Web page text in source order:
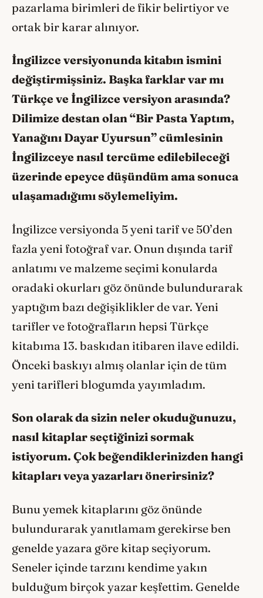
pazarlama birimleri de fikir belirtiyor ve
ortak bir karar alınıyor.
İngilizce versiyonunda kitabın ismini
değiştirmişsiniz. Başka farklar var mı
Türkçe ve İngilizce versiyon arasında?
Dilimize destan olan “Bir Pasta Yaptım,
Yanağını Dayar Uyursun” cümlesinin
İngilizceye nasıl tercüme edilebileceği
üzerinde epeyce düşündüm ama sonuca
ulaşamadığımı söylemeliyim.
İngilizce versiyonda 5 yeni tarif ve 50’den
fazla yeni fotoğraf var. Onun dışında tarif
anlatımı ve malzeme seçimi konularda
oradaki okurları göz önünde bulundurarak
yaptığım bazı değişiklikler de var. Yeni
tarifler ve fotoğrafların hepsi Türkçe
kitabıma 13. baskıdan itibaren ilave edildi.
Önceki baskıyı almış olanlar için de tüm
yeni tarifleri blogumda yayımladım.
Son olarak da sizin neler okuduğunuzu,
nasıl kitaplar seçtiğinizi sormak
istiyorum. Çok beğendiklerinizden hangi
kitapları veya yazarları önerirsiniz?
Bunu yemek kitaplarını göz önünde
bulundurarak yanıtlamam gerekirse ben
genelde yazara göre kitap seçiyorum.
Seneler içinde tarzını kendime yakın
bulduğum birçok yazar keşfettim. Genelde